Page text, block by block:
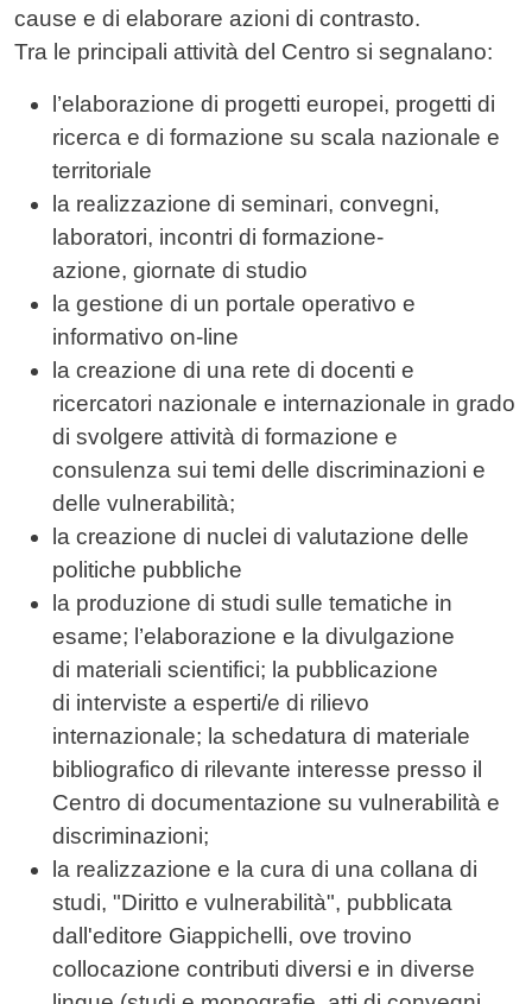
cause e di elaborare azioni di contrasto.
Tra le principali attività del Centro si segnalano:
l’elaborazione di progetti europei, progetti di
ricerca e di formazione su scala nazionale e
territoriale
la realizzazione di seminari, convegni,
laboratori, incontri di formazione-
azione, giornate di studio
la gestione di un portale operativo e
informativo on-line
la creazione di una rete di docenti e
ricercatori nazionale e internazionale in grado
di svolgere attività di formazione e
consulenza sui temi delle discriminazioni e
delle vulnerabilità;
la creazione di nuclei di valutazione delle
politiche pubbliche
la produzione di studi sulle tematiche in
esame; l’elaborazione e la divulgazione
di materiali scientifici; la pubblicazione
di interviste a esperti/e di rilievo
internazionale; la schedatura di materiale
bibliografico di rilevante interesse presso il
Centro di documentazione su vulnerabilità e
discriminazioni;
la realizzazione e la cura di una collana di
studi, "Diritto e vulnerabilità", pubblicata
dall'editore Giappichelli, ove trovino
collocazione contributi diversi e in diverse